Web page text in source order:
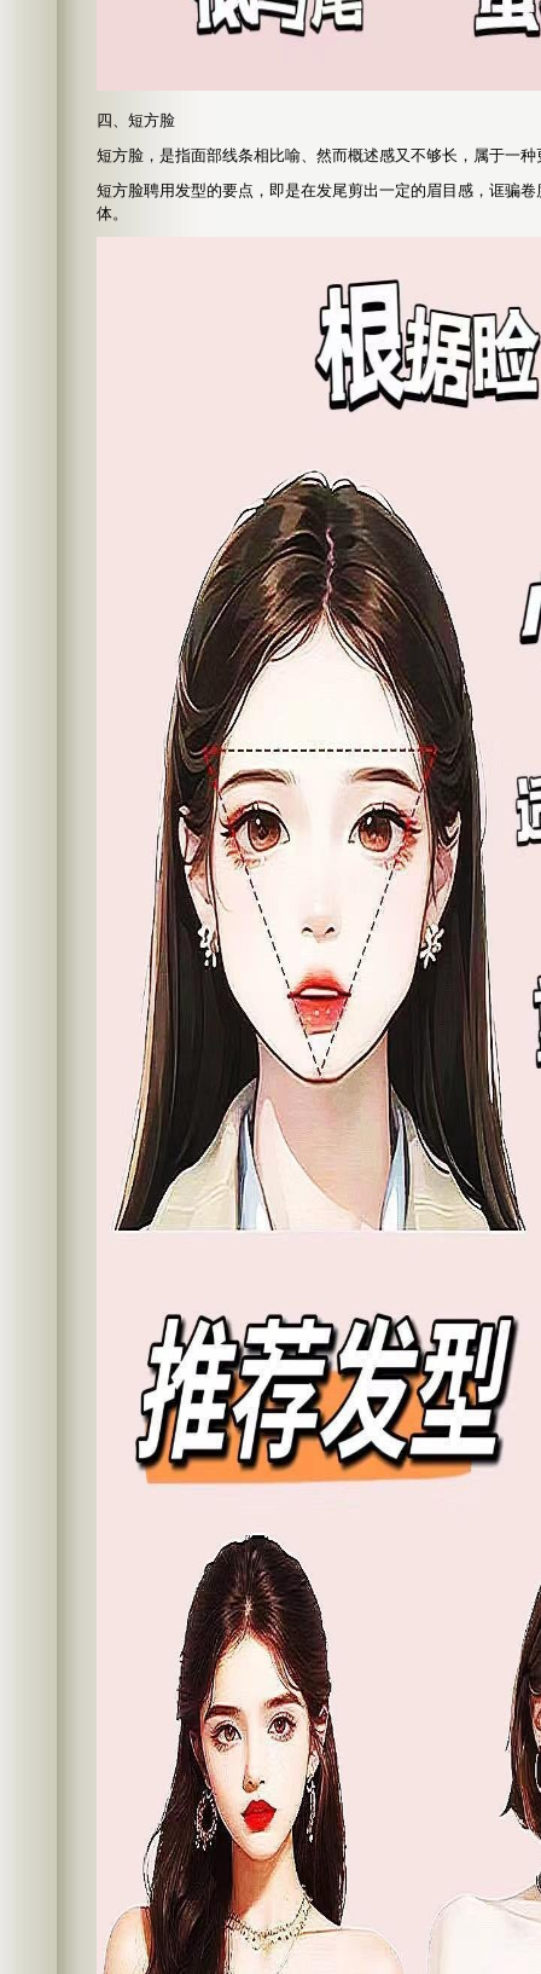
四、短方脸
短方脸，是指面部线条相比喻、然而概述感又不够长，属于一
短方脸聘用发型的要点，即是在发尾剪出一定的眉目感，诓骗
体。